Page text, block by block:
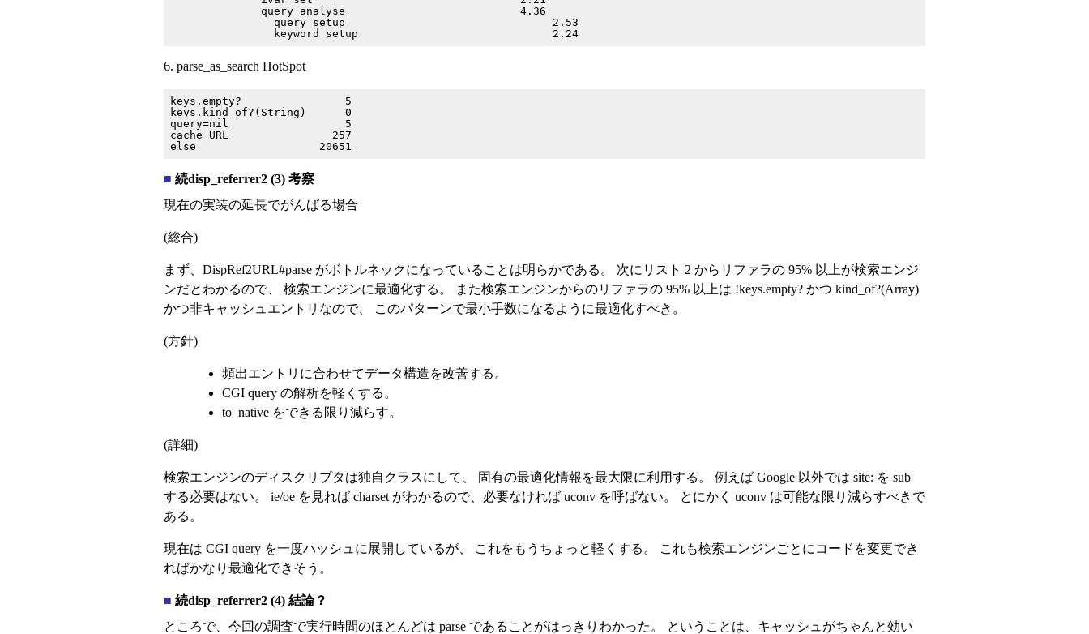
              query analyse                           4.36
                query setup                                2.53
                keyword setup                              2.24
6. parse_as_search HotSpot
keys.empty?                5
keys.kind_of?(String)      0
query=nil                  5
cache URL                257
■ 続disp_referrer2 (3) 考察
現在の実装の延長でがんばる場合
(総合)
まず、DispRef2URL#parse がボトルネックになっていることは明らかである。 次にリスト 2 からリファラの 95% 以上が検索エンジ
ンだとわかるので、 検索エンジンに最適化する。 また検索エンジンからのリファラの 95% 以上は !keys.empty? かつ kind_of?(Array)
かつ非キャッシュエントリなので、 このパターンで最小手数になるように最適化すべき。
(方針)
頻出エントリに合わせてデータ構造を改善する。
CGI query の解析を軽くする。
to_native をできる限り減らす。
(詳細)
検索エンジンのディスクリプタは独自クラスにして、 固有の最適化情報を最大限に利用する。 例えば Google 以外では site: を sub
する必要はない。 ie/oe を見れば charset がわかるので、必要なければ uconv を呼ばない。 とにかく uconv は可能な限り減らすべきで
ある。
現在は CGI query を一度ハッシュに展開しているが、 これをもうちょっと軽くする。 これも検索エンジンごとにコードを変更でき
ればかなり最適化できそう。
■ 続disp_referrer2 (4) 結論？
ところで、今回の調査で実行時間のほとんどは parse であることがはっきりわかった。 ということは、キャッシュがちゃんと効い